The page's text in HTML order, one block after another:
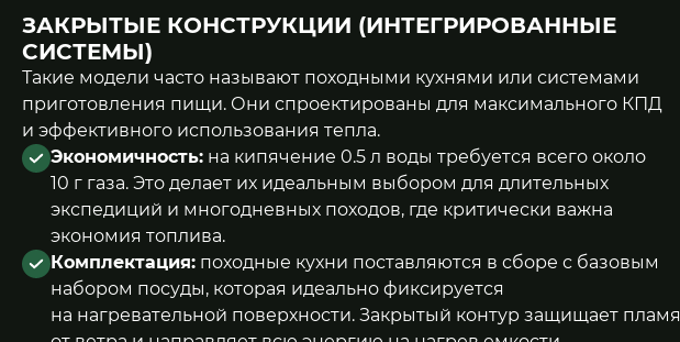
ЗАКРЫТЫЕ КОНСТРУКЦИИ (ИНТЕГРИРОВАННЫЕ
СИСТЕМЫ)
Такие модели часто называют походными кухнями или системами
приготовления пищи. Они спроектированы для максимального КПД
и эффективного использования тепла.
Экономичность: на кипячение 0.5 л воды требуется всего около
10 г газа. Это делает их идеальным выбором для длительных
экспедиций и многодневных походов, где критически важна
экономия топлива.
Комплектация: походные кухни поставляются в сборе с базовым
набором посуды, которая идеально фиксируется
на нагревательной поверхности. Закрытый контур защищает пламя